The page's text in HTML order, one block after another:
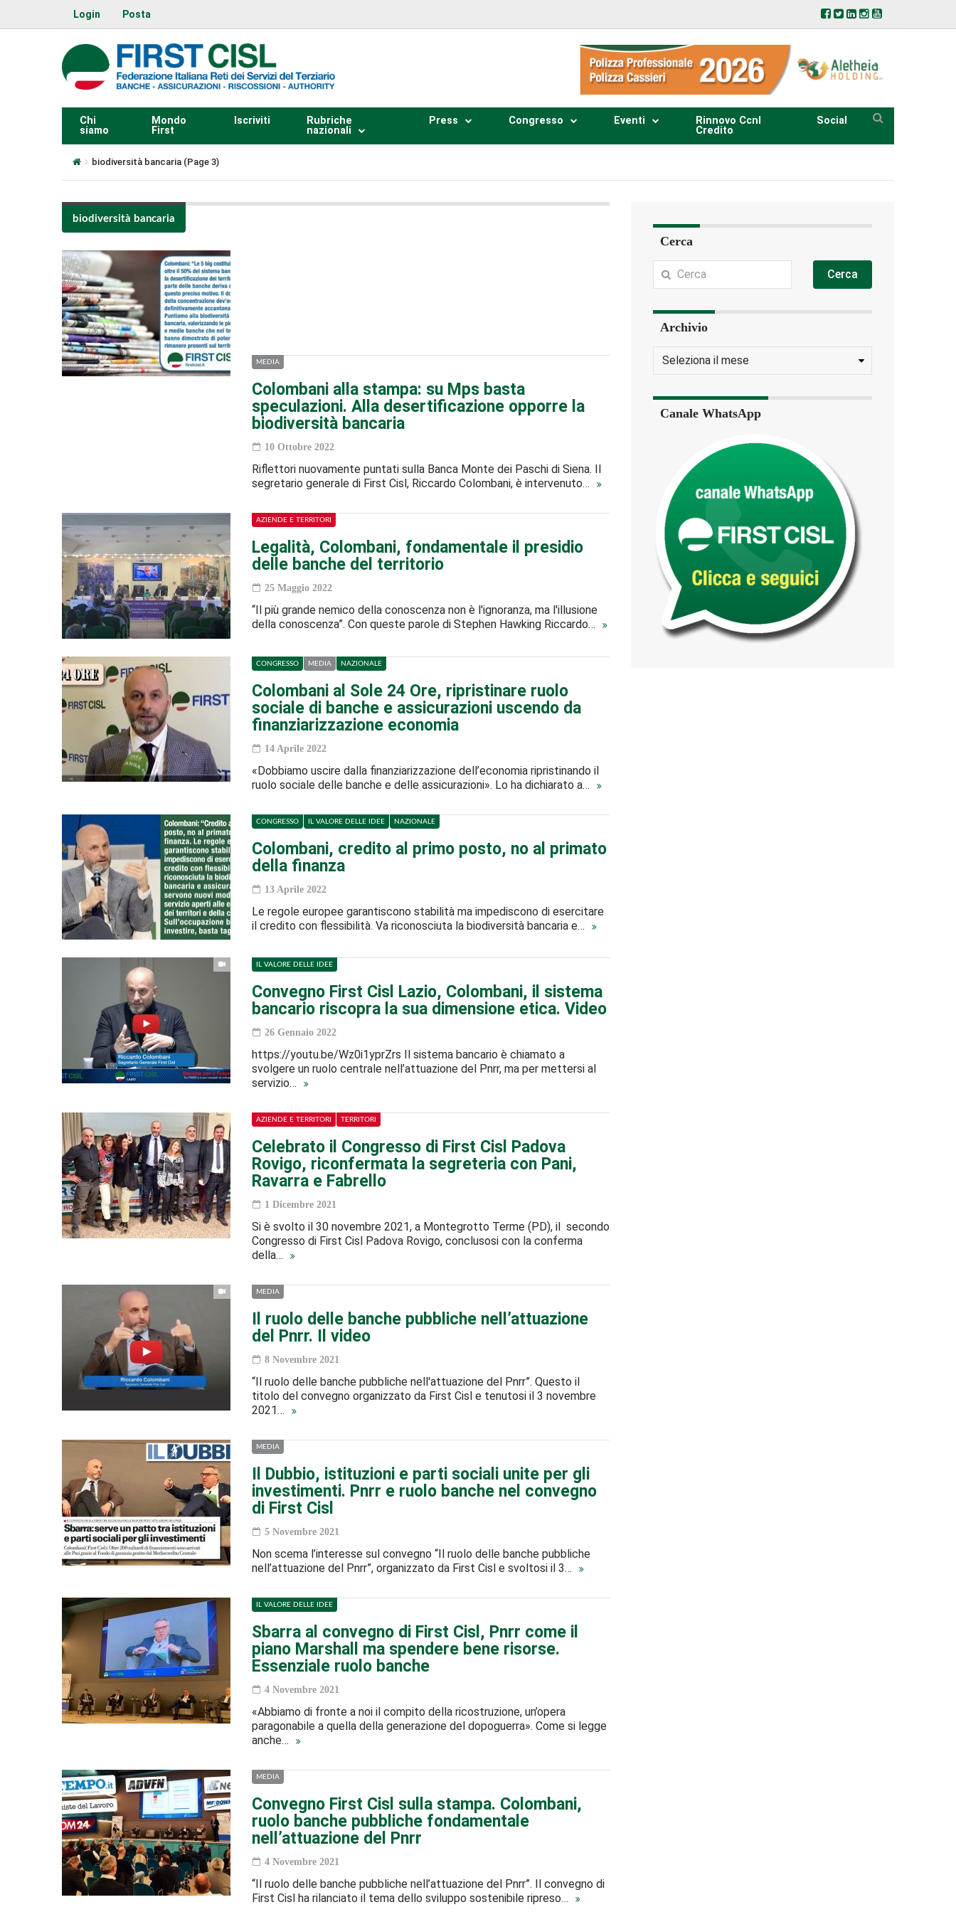
Login Posta
Chi
siamo
Mondo
First
Iscriviti
Rubriche
nazionali
Press Congresso Eventi
Rinnovo Ccnl
Credito
Social
biodiversità bancaria (Page 3)
biodiversità bancaria
MEDIA
Colombani alla stampa: su Mps basta
speculazioni. Alla desertificazione opporre la
biodiversità bancaria
10 Ottobre 2022
Riflettori nuovamente puntati sulla Banca Monte dei Paschi di Siena. Il
segretario generale di First Cisl, Riccardo Colombani, è intervenuto…
AZIENDE E TERRITORI
Legalità, Colombani, fondamentale il presidio
delle banche del territorio
25 Maggio 2022
“Il più grande nemico della conoscenza non è l'ignoranza, ma l'illusione
della conoscenza”. Con queste parole di Stephen Hawking Riccardo…
CONGRESSO MEDIA NAZIONALE
Colombani al Sole 24 Ore, ripristinare ruolo
sociale di banche e assicurazioni uscendo da
finanziarizzazione economia
14 Aprile 2022
«Dobbiamo uscire dalla finanziarizzazione dell’economia ripristinando il
ruolo sociale delle banche e delle assicurazioni». Lo ha dichiarato a…
CONGRESSO IL VALORE DELLE IDEE NAZIONALE
Colombani, credito al primo posto, no al primato
della finanza
13 Aprile 2022
Le regole europee garantiscono stabilità ma impediscono di esercitare
il credito con flessibilità. Va riconosciuta la biodiversità bancaria e…
IL VALORE DELLE IDEE
Convegno First Cisl Lazio, Colombani, il sistema
bancario riscopra la sua dimensione etica. Video
26 Gennaio 2022
https://youtu.be/Wz0i1yprZrs Il sistema bancario è chiamato a
svolgere un ruolo centrale nell’attuazione del Pnrr, ma per mettersi al
servizio…
AZIENDE E TERRITORI TERRITORI
Celebrato il Congresso di First Cisl Padova
Rovigo, riconfermata la segreteria con Pani,
Ravarra e Fabrello
1 Dicembre 2021
Si è svolto il 30 novembre 2021, a Montegrotto Terme (PD), il secondo
Congresso di First Cisl Padova Rovigo, conclusosi con la conferma
della…
MEDIA
Il ruolo delle banche pubbliche nell’attuazione
del Pnrr. Il video
8 Novembre 2021
“Il ruolo delle banche pubbliche nell'attuazione del Pnrr”. Questo il
titolo del convegno organizzato da First Cisl e tenutosi il 3 novembre
2021…
MEDIA
Il Dubbio, istituzioni e parti sociali unite per gli
investimenti. Pnrr e ruolo banche nel convegno
di First Cisl
5 Novembre 2021
Non scema l’interesse sul convegno “Il ruolo delle banche pubbliche
nell’attuazione del Pnrr”, organizzato da First Cisl e svoltosi il 3…
IL VALORE DELLE IDEE
Sbarra al convegno di First Cisl, Pnrr come il
piano Marshall ma spendere bene risorse.
Essenziale ruolo banche
4 Novembre 2021
«Abbiamo di fronte a noi il compito della ricostruzione, un’opera
paragonabile a quella della generazione del dopoguerra». Come si legge
anche…
MEDIA
Convegno First Cisl sulla stampa. Colombani,
ruolo banche pubbliche fondamentale
nell’attuazione del Pnrr
4 Novembre 2021
“Il ruolo delle banche pubbliche nell’attuazione del Pnrr”. Il convegno di
First Cisl ha rilanciato il tema dello sviluppo sostenibile ripreso…
Cerca
Cerca
Archivio
Canale WhatsApp